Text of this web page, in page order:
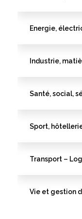
Energie,
Industrie,
Santé, social,
Sport,
Transport –
Vie et gestion